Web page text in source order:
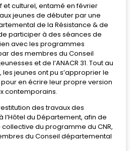
et culturel, entamé en février
jeunes de débuter par une
de la Résistance & de
participer à des séances de
avec les programmes
des membres du Conseil
et de l’ANACR 31. Tout au
jeunes ont pu s’approprier le
en écrire leur propre version
contemporains.
des travaux des
l’Hôtel du Département, afin de
du programme du CNR,
du Conseil départemental